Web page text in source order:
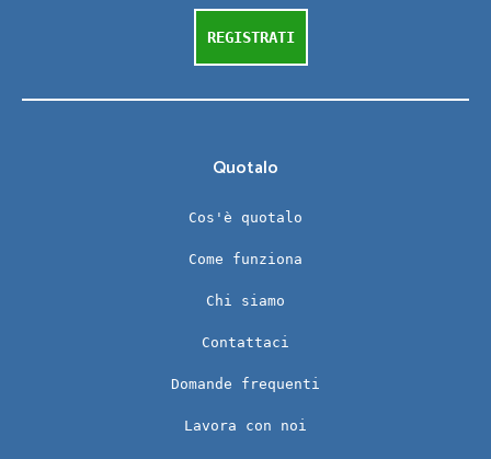
REGISTRATI
Quotalo
Cos'è quotalo
Come funziona
Chi siamo
Contattaci
Domande frequenti
Lavora con noi